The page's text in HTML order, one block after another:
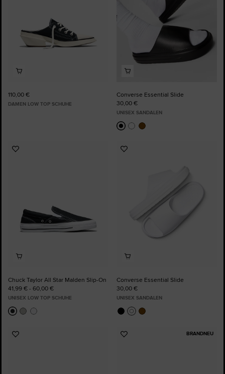
110,00 €
DAMEN LOW TOP SCHUHE
Converse Essential Slide
30,00 €
UNISEX SANDALEN
Zu
Chuck Taylor All Star Malden Slip-On
41,99 € - 60,00 €
UNISEX LOW TOP SCHUHE
Zu
Converse Essential Slide
30,00 €
UNISEX SANDALEN
Zu
BRANDNEU
Zu